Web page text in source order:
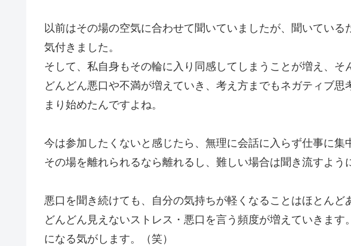
以前はその場の空気に合わせて聞いていましたが、聞いている
気付きました。
そして、私自身もその輪に入り同感してしまうことが増え、そ
どんどん悪口や不満が増えていき、考え方までもネガティブ
まり始めたんですよね。
今は参加したくないと感じたら、無理に会話に入らず仕事に集
その場を離れられるなら離れるし、難しい場合は聞き流すよう
悪口を聞き続けても、自分の気持ちが軽くなることはほとんど
どんどん見えないストレス・悪口を言う頻度が増えていきます
になる気がします。（笑）